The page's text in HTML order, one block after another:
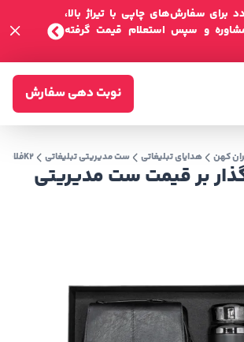
برای سفارش‌های چاپی با تیراژ بالا،
و سپس استعلام قیمت گرفته
نوبت دهی سفارش
بر قیمت ست مدیریتی
کهن هدایای تبلیغاتی ست مدیریتی تبلیغاتی K2فلاسک - کیف دوشی اسپرت بزرگ